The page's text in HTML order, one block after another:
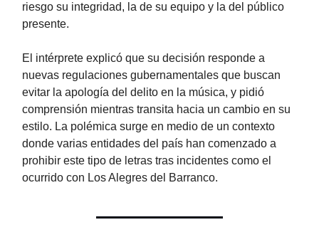
riesgo su integridad, la de su equipo y la del público
presente.
El intérprete explicó que su decisión responde a
nuevas regulaciones gubernamentales que buscan
evitar la apología del delito en la música, y pidió
comprensión mientras transita hacia un cambio en su
estilo. La polémica surge en medio de un contexto
donde varias entidades del país han comenzado a
prohibir este tipo de letras tras incidentes como el
ocurrido con Los Alegres del Barranco.